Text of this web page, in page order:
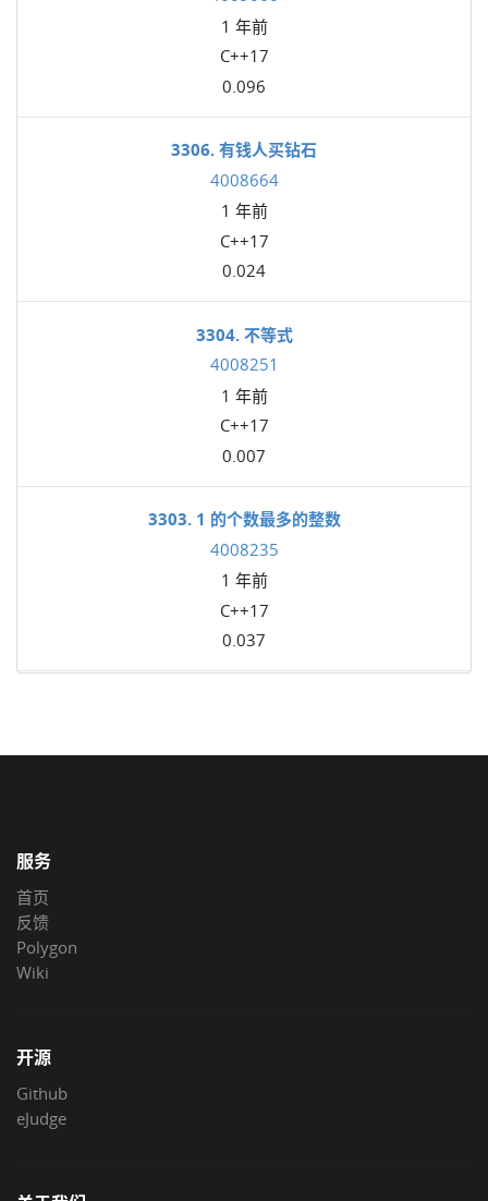
1 年前
C++17
0.096
3306. 有钱人买钻石
4008664
1 年前
C++17
0.024
3304. 不等式
4008251
1 年前
C++17
0.007
3303. 1 的个数最多的整数
4008235
1 年前
C++17
0.037
服务
首页
反馈
Polygon
Wiki
开源
Github
eJudge